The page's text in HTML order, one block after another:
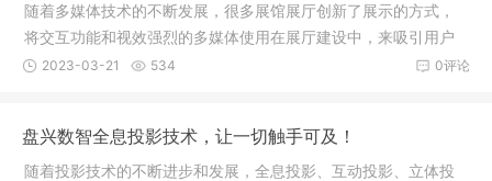
随着多媒体技术的不断发展，很多展馆展厅创新了展示的方式，
将交互功能和视效强烈的多媒体使用在展厅建设中，来吸引用户
的注意力，全息幻影成像如今愈发受到展馆设计的欢迎，我们今
像技术，将实景与虚拟
0评论
2023-03-21 534
盘兴数智全息投影技术，让一切触手可及！
随着投影技术的不断进步和发展，全息投影、互动投影、立体投